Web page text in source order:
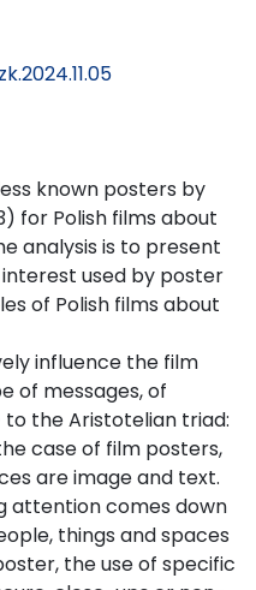
known posters by
for Polish films about
analysis is to present
used by poster
of Polish films about
influence the film
of messages, of
the Aristotelian triad:
case of film posters,
are image and text.
attention comes down
things and spaces
the use of specific